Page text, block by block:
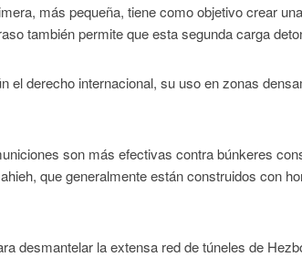
más pequeña, tiene como objetivo crear
también permite que esta segunda carga
el derecho internacional, su uso en zonas
son más efectivas contra búnkeres
que generalmente están construidos con
desmantelar la extensa red de túneles de